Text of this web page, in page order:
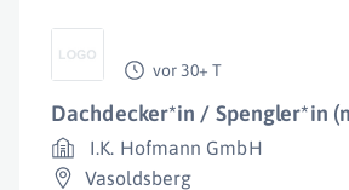
vor 30+ T
Dachdecker*in / Spengler*in
I.K. Hofmann GmbH
Vasoldsberg